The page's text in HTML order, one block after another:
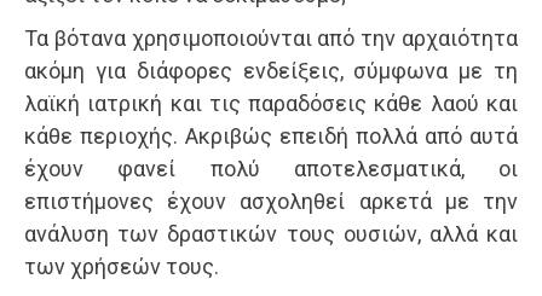
Τα βότανα χρησιμοποιούνται από την αρχαιότητα
ακόμη για διάφορες ενδείξεις, σύμφωνα με τη
λαϊκή ιατρική και τις παραδόσεις κάθε λαού και
κάθε περιοχής. Ακριβώς επειδή πολλά από αυτά
έχουν φανεί πολύ αποτελεσματικά, οι
επιστήμονες έχουν ασχοληθεί αρκετά με την
ανάλυση των δραστικών τους ουσιών, αλλά και
των χρήσεών τους.